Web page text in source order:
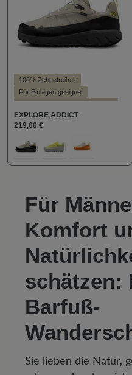
100% Zehenfreiheit
Für Einlagen geeignet
EXPLORE ADDICT
219,00 €
Farbe auswählen
111 152 957
Für
Komfort
schätzen:
Barfuß-
Sie lieben die Natur,